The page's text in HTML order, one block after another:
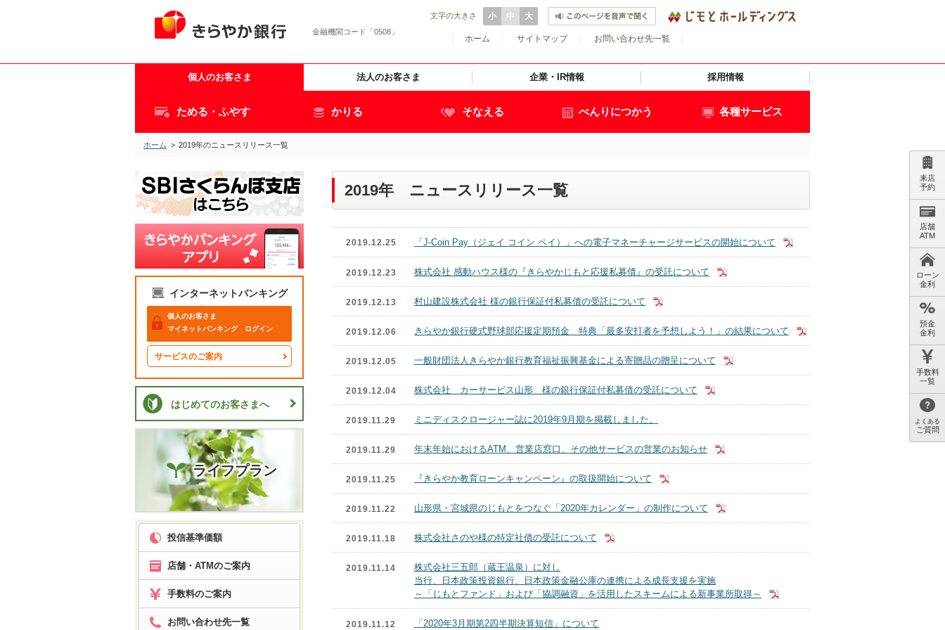
金融機関コード「0508」
文字の大きさ 小 中 大
ホーム サイトマップ お問い合わせ先一覧
個人のお客さま
ためる・ふやす かりる そなえる べんりにつかう 各種サービス
法人のお客さま 企業・IR情報 採用情報
ホーム > 2019年のニュースリリース一覧
2019年 ニュースリリース一覧
2019.12.25 「J-Coin Pay（ジェイ コイン ペイ）」への電子マネーチャージサービスの開始について
2019.12.23 株式会社 感動ハウス様の『きらやかじもと応援私募債』の受託について
2019.12.13 村山建設株式会社 様の銀行保証付私募債の受託について
2019.12.06 きらやか銀行硬式野球部応援定期預金 特典「最多安打者を予想しよう！」の結果について
2019.12.05 一般財団法人きらやか銀行教育福祉振興基金による寄贈品の贈呈について
2019.12.04 株式会社 カーサービス山形 様の銀行保証付私募債の受託について
2019.11.29 ミニディスクロージャー誌に2019年9月期を掲載しました。
2019.11.29 年末年始におけるATM、営業店窓口、その他サービスの営業のお知らせ
2019.11.25 『きらやか教育ローンキャンペーン』の取扱開始について
2019.11.22 山形県・宮城県のじもとをつなぐ「2020年カレンダー」の制作について
2019.11.18 株式会社さのや様の特定社債の受託について
2019.11.14
株式会社三五郎（蔵王温泉）に対し
当行、日本政策投資銀行、日本政策金融公庫の連携による成長支援を実施
～「じもとファンド」および「協調融資」を活用したスキームによる新事業所取得～
2019.11.12 「2020年3月期第2四半期決算短信」について
インターネットバンキング
個人のお客さま
マイネットバンキング ログイン
サービスのご案内
はじめてのお客さまへ
ライフプラン
投信基準価額
店舗・ATMのご案内
手数料のご案内
お問い合わせ先一覧
来店
予約
店舗
ATM
ローン
金利
預金
金利
手数料
一覧
よくある
ご質問